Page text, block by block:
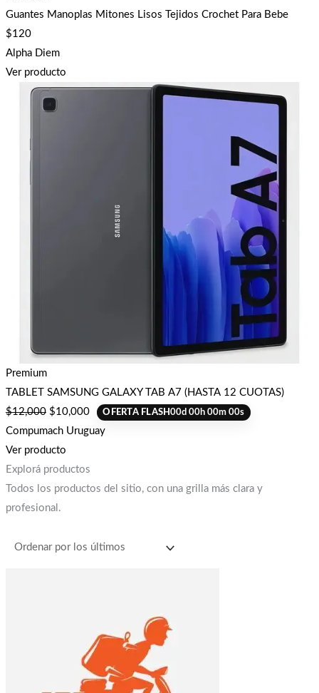
Guantes Manoplas Mitones Lisos Tejidos Crochet Para Bebe
$120
Alpha Diem
Ver producto
Premium
TABLET SAMSUNG GALAXY TAB A7 (HASTA 12 CUOTAS)
$12,000 $10,000 OFERTA FLASH00d00h00m00s
Compumach Uruguay
Ver producto
Explorá productos
Todos los productos del sitio, con una grilla más clara y
profesional.